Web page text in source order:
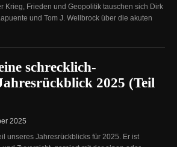
Krieg, Frieden und Geopolitik tauschen sich Dirk
und Tom J. Wellbrock über die akuten
schrecklich-
2025 (Teil
2025
unseres Jahresrückblicks für 2025. Er ist